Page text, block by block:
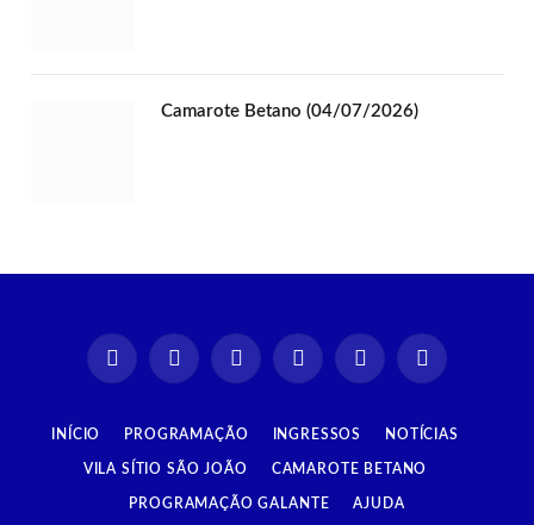
Camarote Betano (04/07/2026)
InstagramFacebookTikTok
X
YouTube Spotify
INÍCIO PROGRAMAÇÃO INGRESSOS NOTÍCIAS
VILA SÍTIO SÃO JOÃO CAMAROTE BETANO
PROGRAMAÇÃO GALANTE AJUDA